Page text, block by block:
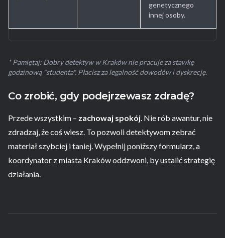
genetycznego
innej osoby.
* Pamiętaj: Dobry detektyw w Kraków nie pracuje za stawkę
godzinową "studenta". Płacisz za legalność dowodów i dyskrecję.
Co zrobić, gdy podejrzewasz zdradę?
Przede wszystkim – zachowaj spokój. Nie rób awantur, nie
zdradzaj, że coś wiesz. To pozwoli detektywom zebrać
materiał szybciej i taniej. Wypełnij poniższy formularz, a
koordynator z miasta Kraków oddzwoni, by ustalić strategię
działania.